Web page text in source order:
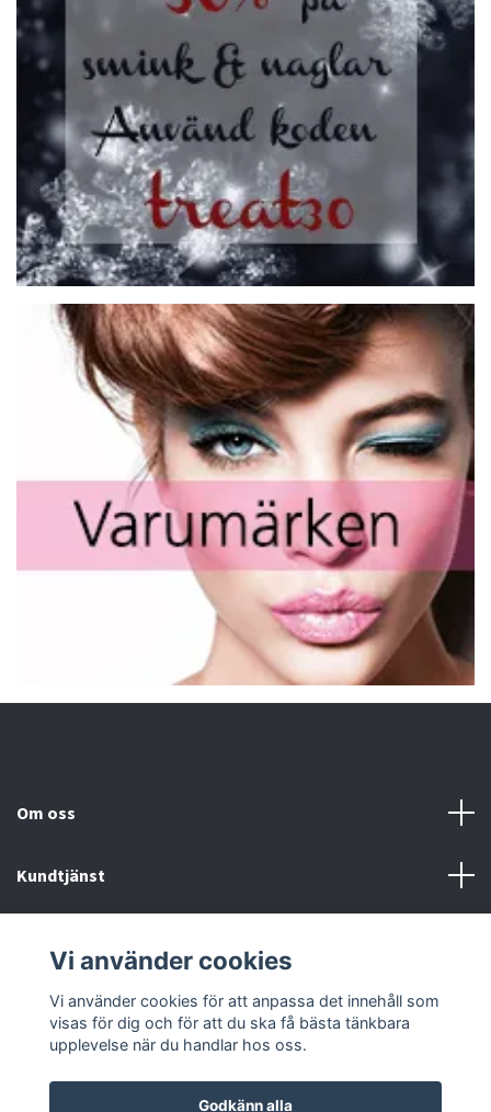
Om oss
Kundtjänst
Sociala medier
Vi använder cookies
Vi använder cookies för att anpassa det innehåll som
visas för dig och för att du ska få bästa tänkbara
upplevelse när du handlar hos oss.
Godkänn alla